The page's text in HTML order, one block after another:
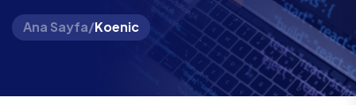
Ana Sayfa/Koenic